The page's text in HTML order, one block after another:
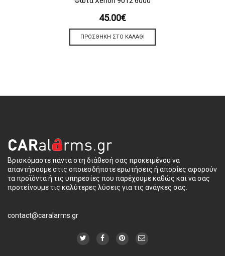
45.00€
ΠΡΟΣΘΉΚΗ ΣΤΟ ΚΑΛΆΘΙ
Βρισκόμαστε πάντα στη διάθεσή σας προκειμένου να
απαντήσουμε στις οποιεσδήποτε ερωτήσεις ή απορίες αφορούν
τα προϊόντα ή τις υπηρεσίες που παρέχουμε καθώς και να σας
προτείνουμε τις καλύτερες λύσεις για τις ανάγκες σας.
contact@caralarms.gr